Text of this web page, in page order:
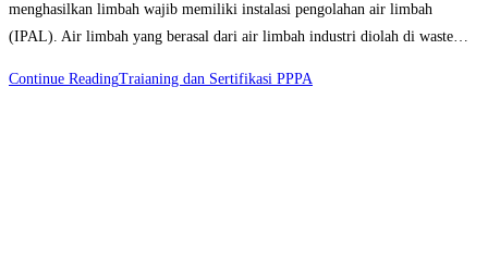
menghasilkan limbah wajib memiliki instalasi pengolahan air limbah
(IPAL). Air limbah yang berasal dari air limbah industri diolah di waste…
Continue ReadingTraianing dan Sertifikasi PPPA